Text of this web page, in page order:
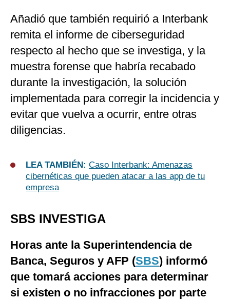
Añadió que también requirió a Interbank
remita el informe de ciberseguridad
respecto al hecho que se investiga, y la
muestra forense que habría recabado
durante la investigación, la solución
implementada para corregir la incidencia y
evitar que vuelva a ocurrir, entre otras
diligencias.
LEA TAMBIÉN: Caso Interbank: Amenazas
cibernéticas que pueden atacar a las app de tu
empresa
SBS INVESTIGA
Horas ante la Superintendencia de
Banca, Seguros y AFP (SBS) informó
que tomará acciones para determinar
si existen o no infracciones por parte